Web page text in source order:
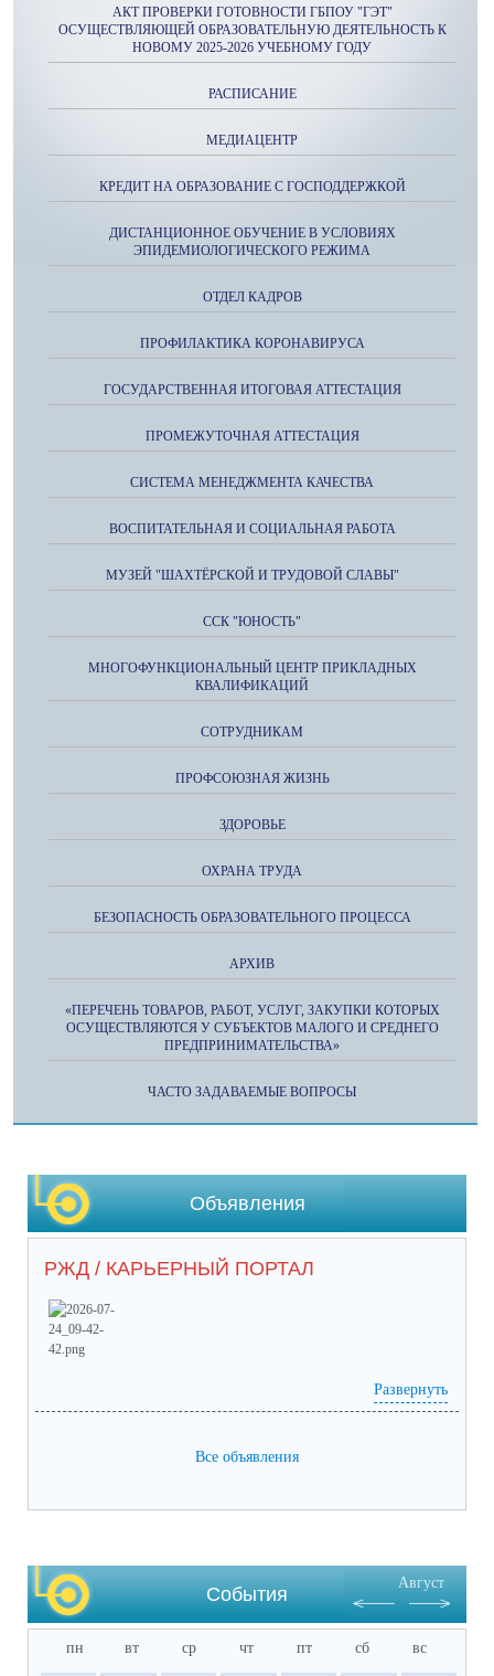
АКТ ПРОВЕРКИ ГОТОВНОСТИ ГБПОУ "ГЭТ"
ОСУЩЕСТВЛЯЮЩЕЙ ОБРАЗОВАТЕЛЬНУЮ ДЕЯТЕЛЬНОСТЬ К
НОВОМУ 2025-2026 УЧЕБНОМУ ГОДУ
РАСПИСАНИЕ
МЕДИАЦЕНТР
КРЕДИТ НА ОБРАЗОВАНИЕ С ГОСПОДДЕРЖКОЙ
ДИСТАНЦИОННОЕ ОБУЧЕНИЕ В УСЛОВИЯХ
ЭПИДЕМИОЛОГИЧЕСКОГО РЕЖИМА
ОТДЕЛ КАДРОВ
ПРОФИЛАКТИКА КОРОНАВИРУСА
ГОСУДАРСТВЕННАЯ ИТОГОВАЯ АТТЕСТАЦИЯ
ПРОМЕЖУТОЧНАЯ АТТЕСТАЦИЯ
СИСТЕМА МЕНЕДЖМЕНТА КАЧЕСТВА
ВОСПИТАТЕЛЬНАЯ И СОЦИАЛЬНАЯ РАБОТА
МУЗЕЙ "ШАХТЁРСКОЙ И ТРУДОВОЙ СЛАВЫ"
ССК "ЮНОСТЬ"
МНОГОФУНКЦИОНАЛЬНЫЙ ЦЕНТР ПРИКЛАДНЫХ
КВАЛИФИКАЦИЙ
СОТРУДНИКАМ
ПРОФСОЮЗНАЯ ЖИЗНЬ
ЗДОРОВЬЕ
ОХРАНА ТРУДА
БЕЗОПАСНОСТЬ ОБРАЗОВАТЕЛЬНОГО ПРОЦЕССА
АРХИВ
«ПЕРЕЧЕНЬ ТОВАРОВ, РАБОТ, УСЛУГ, ЗАКУПКИ КОТОРЫХ
ОСУЩЕСТВЛЯЮТСЯ У СУБЪЕКТОВ МАЛОГО И СРЕДНЕГО
ПРЕДПРИНИМАТЕЛЬСТВА»
ЧАСТО ЗАДАВАЕМЫЕ ВОПРОСЫ
Объявления
РЖД / КАРЬЕРНЫЙ ПОРТАЛ
(посмотреть)
Prilozhieniie_1 (53).pdf(скачать)(посмотреть)
Развернуть
Все объявления
События
Август
пн вт ср чт пт сб вс